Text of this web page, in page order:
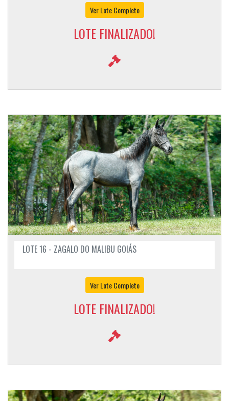
Ver Lote Completo
LOTE FINALIZADO!
LOTE 16 - ZAGALO DO MALIBU GOIÁS
Ver Lote Completo
LOTE FINALIZADO!